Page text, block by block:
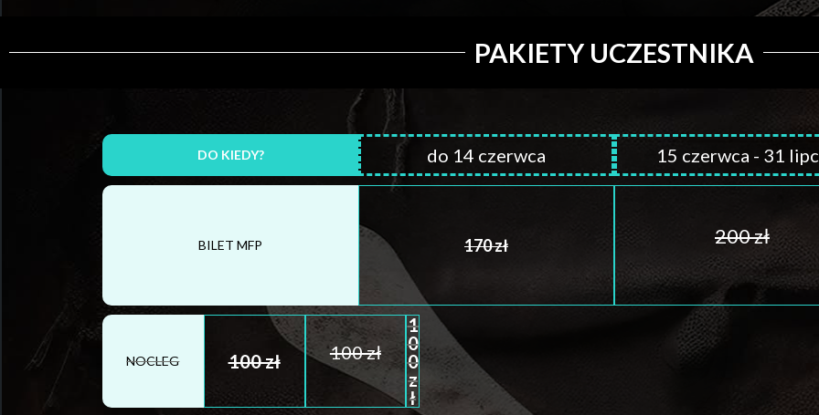
PAKIETY UCZESTNIKA
DO KIEDY? do 14 czerwca 15 czerwca - 31
BILET MFP 170 zł 200 zł
NOCLEG 100 zł 100 zł
1
0
0
z
ł